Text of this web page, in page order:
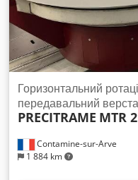
Contamine-sur-Arve
1 884 km
Горизонтальний
передавальний
PRECITRAME MTR